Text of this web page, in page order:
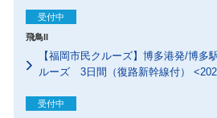
飛鳥II
受付中
【福岡市民クルーズ】博多港発/博多
ルーズ 3日間（復路新幹線付）
受付中